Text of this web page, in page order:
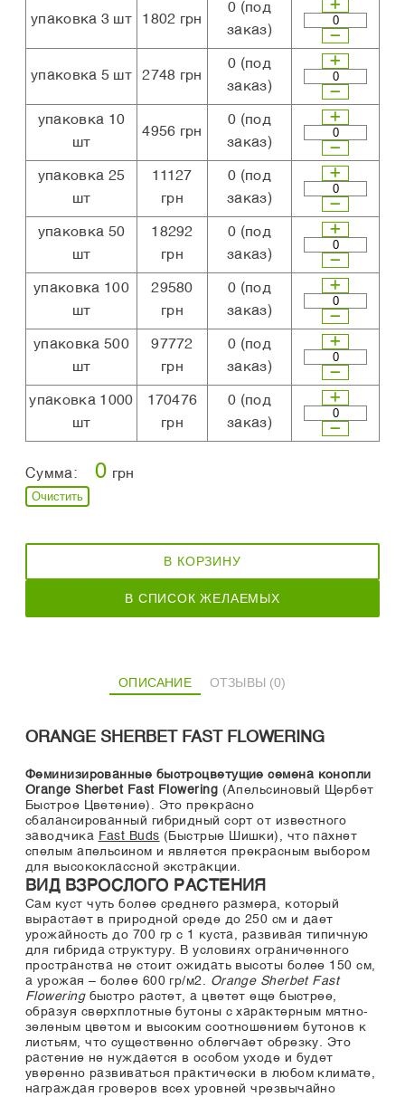
упаковка 3 шт 1802 грн
0 (под
заказ)
упаковка 5 шт 2748 грн
0 (под
заказ)
упаковка 10
шт
4956 грн
0 (под
заказ)
упаковка 25
шт
11127
грн
0 (под
заказ)
упаковка 50
шт
18292
грн
0 (под
заказ)
упаковка 100
шт
29580
грн
0 (под
заказ)
упаковка 500
шт
97772
грн
0 (под
заказ)
упаковка 1000
шт
170476
грн
0 (под
заказ)
Сумма: 0 грн
Очистить
В КОРЗИНУ
В СПИСОК ЖЕЛАЕМЫХ
ОПИСАНИЕ ОТЗЫВЫ (0)
ORANGE SHERBET FAST FLOWERING
Феминизированные быстроцветущие семена конопли
Orange Sherbet Fast Flowering (Апельсиновый Щербет
Быстрое Цветение). Это прекрасно
сбалансированный гибридный сорт от известного
заводчика Fast Buds (Быстрые Шишки), что пахнет
спелым апельсином и является прекрасным выбором
для высококлассной экстракции.
ВИД ВЗРОСЛОГО РАСТЕНИЯ
Сам куст чуть более среднего размера, который
вырастает в природной среде до 250 см и дает
урожайность до 700 гр с 1 куста, развивая типичную
для гибрида структуру. В условиях ограниченного
пространства не стоит ожидать высоты более 150 см,
а урожая – более 600 гр/м2. Orange Sherbet Fast
Floweringбыстро растет, а цветет еще быстрее,
образуя сверхплотные бутоны с характерным мятно-
зеленым цветом и высоким соотношением бутонов к
листьям, что существенно облегчает обрезку. Это
растение не нуждается в особом уходе и будет
уверенно развиваться практически в любом климате,
награждая гроверов всех уровней чрезвычайно